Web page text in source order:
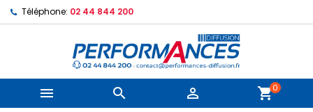
Téléphone: 02 44 844 200
   shopping_cart0